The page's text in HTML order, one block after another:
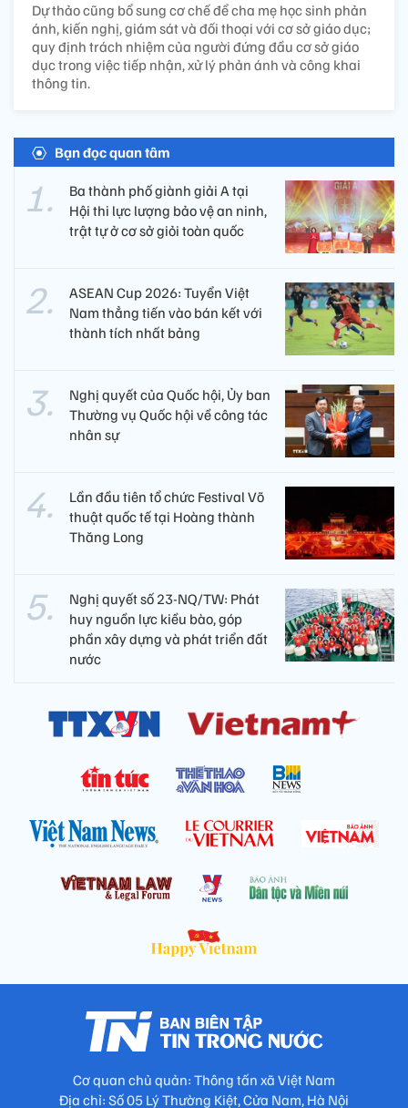
Dự thảo cũng bổ sung cơ chế để cha mẹ học sinh phản
ánh, kiến nghị, giám sát và đối thoại với cơ sở giáo dục;
quy định trách nhiệm của người đứng đầu cơ sở giáo
dục trong việc tiếp nhận, xử lý phản ánh và công khai
thông tin.
Bạn đọc quan tâm
Ba thành phố giành giải A tại
Hội thi lực lượng bảo vệ an ninh,
trật tự ở cơ sở giỏi toàn quốc
ASEAN Cup 2026: Tuyển Việt
Nam thẳng tiến vào bán kết với
thành tích nhất bảng
Nghị quyết của Quốc hội, Ủy ban
Thường vụ Quốc hội về công tác
nhân sự
Lần đầu tiên tổ chức Festival Võ
thuật quốc tế tại Hoàng thành
Thăng Long
Nghị quyết số 23-NQ/TW: Phát
huy nguồn lực kiều bào, góp
phần xây dựng và phát triển đất
nước
Cơ quan chủ quản: Thông tấn xã Việt Nam
Địa chỉ: Số 05 Lý Thường Kiệt, Cửa Nam, Hà Nội